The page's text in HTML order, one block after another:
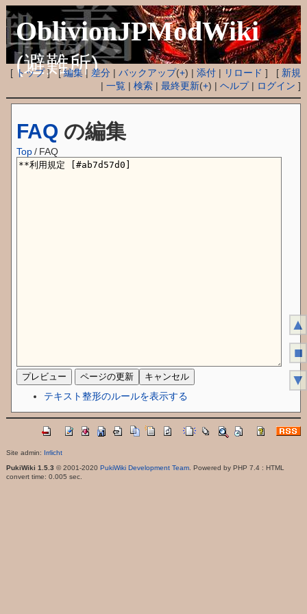
OblivionJPModWiki
(避難所)
[ トップ] [編集| 差分 |バックアップ(+) |添付 | リロード ] [ 新規
|一覧 |検索 |最終更新(+) |ヘルプ| ログイン ]
FAQ の編集
Top / FAQ
テキスト整形のルールを表示する
Site admin: Irrlicht
PukiWiki 1.5.3 © 2001-2020 PukiWiki Development Team. Powered by PHP 7.4 : HTML
convert time: 0.005 sec.
▲
■
▼